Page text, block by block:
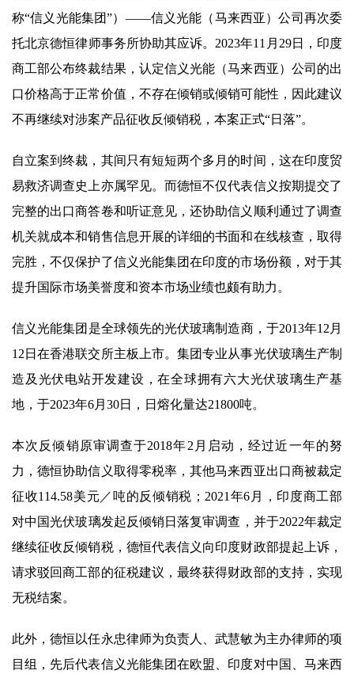
称“信义光能集团”）——信义光能（马来西亚）公司再次委
托北京德恒律师事务所协助其应诉。2023年11月29日，印度
商工部公布终裁结果，认定信义光能（马来西亚）公司的出
口价格高于正常价值，不存在倾销或倾销可能性，因此建议
不再继续对涉案产品征收反倾销税，本案正式“日落”。
自立案到终裁，其间只有短短两个多月的时间，这在印度贸
易救济调查史上亦属罕见。而德恒不仅代表信义按期提交了
完整的出口商答卷和听证意见，还协助信义顺利通过了调查
机关就成本和销售信息开展的详细的书面和在线核查，取得
完胜，不仅保护了信义光能集团在印度的市场份额，对于其
提升国际市场美誉度和资本市场业绩也颇有助力。
信义光能集团是全球领先的光伏玻璃制造商，于2013年12月
12日在香港联交所主板上市。集团专业从事光伏玻璃生产制
造及光伏电站开发建设，在全球拥有六大光伏玻璃生产基
地，于2023年6月30日，日熔化量达21800吨。
本次反倾销原审调查于2018年2月启动，经过近一年的努
力，德恒协助信义取得零税率，其他马来西亚出口商被裁定
征收114.58美元／吨的反倾销税；2021年6月，印度商工部
对中国光伏玻璃发起反倾销日落复审调查，并于2022年裁定
继续征收反倾销税，德恒代表信义向印度财政部提起上诉，
请求驳回商工部的征税建议，最终获得财政部的支持，实现
无税结案。
此外，德恒以任永忠律师为负责人、武慧敏为主办律师的项
目组，先后代表信义光能集团在欧盟、印度对中国、马来西